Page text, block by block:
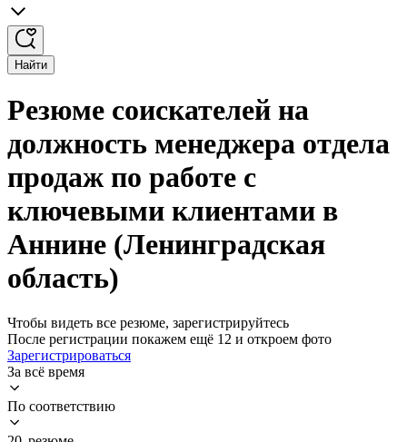
Найти
Резюме соискателей на
должность менеджера отдела
продаж по работе с
ключевыми клиентами в
Аннине (Ленинградская
область)
Чтобы видеть все резюме, зарегистрируйтесь
После регистрации покажем ещё 12 и откроем фото
Зарегистрироваться
За всё время
По соответствию